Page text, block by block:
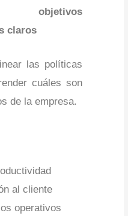
claros
las políticas
cuáles son
de la empresa.
al cliente
operativos